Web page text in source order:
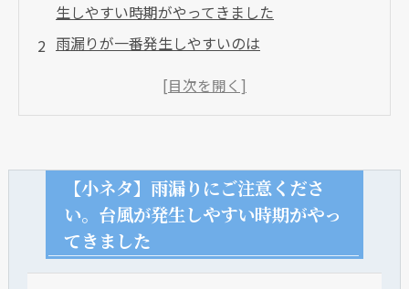
生しやすい時期がやってきました
雨漏りが一番発生しやすいのは
台風や大雨などで発生しやすいのが・・・
【小ネタ】雨漏りにご注意くださ
い。台風が発生しやすい時期がやっ
てきました